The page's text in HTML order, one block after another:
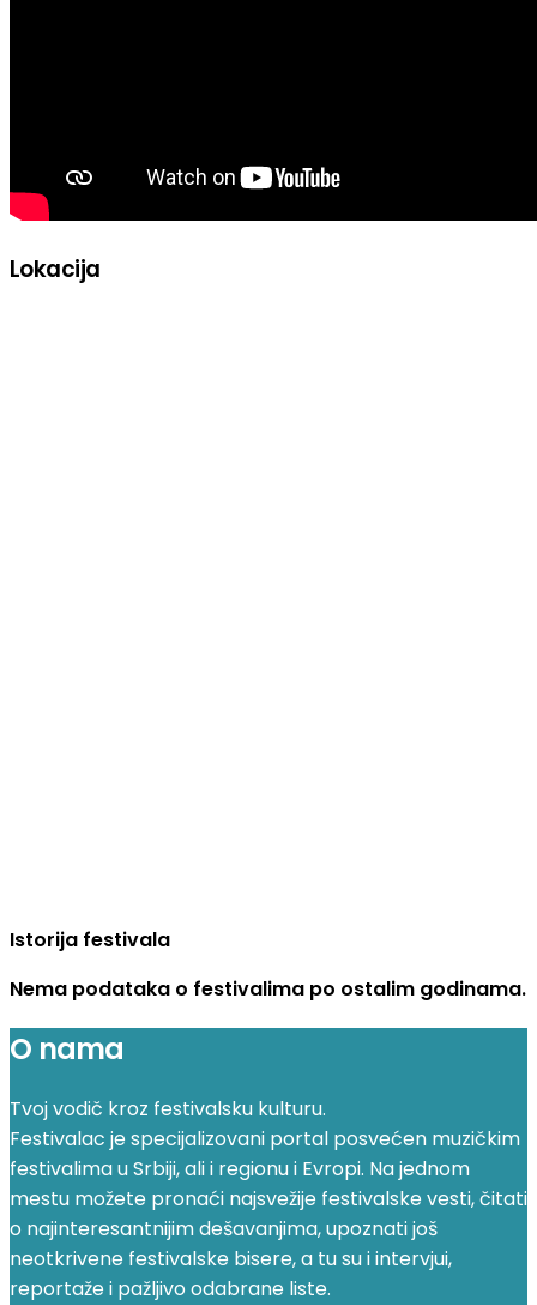
Lokacija
Istorija festivala
Nema podataka o festivalima po ostalim godinama.
O nama
Tvoj vodič kroz festivalsku kulturu.
Festivalac je specijalizovani portal posvećen muzičkim
festivalima u Srbiji, ali i regionu i Evropi. Na jednom
mestu možete pronaći najsvežije festivalske vesti, čitati
o najinteresantnijim dešavanjima, upoznati još
neotkrivene festivalske bisere, a tu su i intervjui,
reportaže i pažljivo odabrane liste.